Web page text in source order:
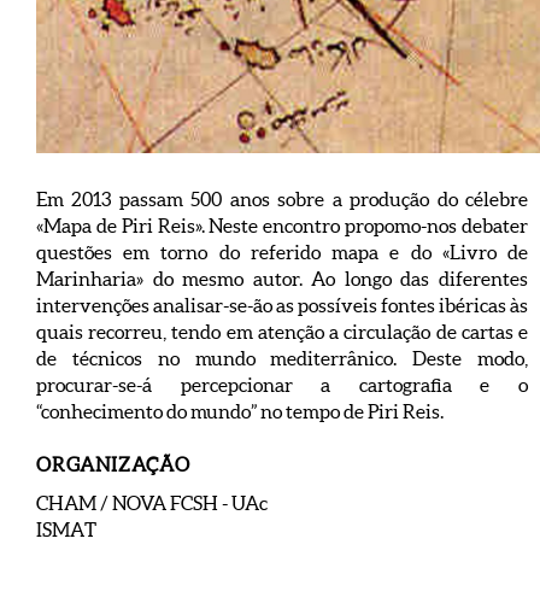
Em 2013 passam 500 anos sobre a produção do célebre
«Mapa de Piri Reis». Neste encontro propomo-nos debater
questões em torno do referido mapa e do «Livro de
Marinharia» do mesmo autor. Ao longo das diferentes
intervenções analisar-se-ão as possíveis fontes ibéricas às
quais recorreu, tendo em atenção a circulação de cartas e
de técnicos no mundo mediterrânico. Deste modo,
procurar-se-á percepcionar a cartografia e o
“conhecimento do mundo” no tempo de Piri Reis.
ORGANIZAÇÃO
CHAM / NOVA FCSH - UAc
ISMAT